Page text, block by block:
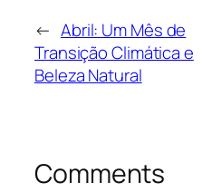
← Abril: Um Mês de
Transição Climática e
Beleza Natural
Comments